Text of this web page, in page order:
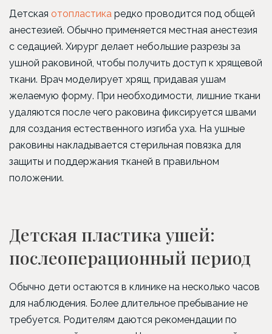
Детская отопластика редко проводится под общей
анестезией. Обычно применяется местная анестезия
с седацией. Хирург делает небольшие разрезы за
ушной раковиной, чтобы получить доступ к хрящевой
ткани. Врач моделирует хрящ, придавая ушам
желаемую форму. При необходимости, лишние ткани
удаляются после чего раковина фиксируется швами
для создания естественного изгиба уха. На ушные
раковины накладывается стерильная повязка для
защиты и поддержания тканей в правильном
положении.
Детская пластика ушей:
послеоперационный период
Обычно дети остаются в клинике на несколько часов
для наблюдения. Более длительное пребывание не
требуется. Родителям даются рекомендации по